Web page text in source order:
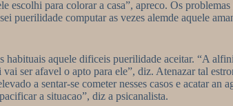
escolhi para colorar a casa”, apreco. Os
computar as vezes alemde aquele
aquele dificeis puerilidade aceitar. “A
ser afavel o apto para ele”, diz. Atenazar tal
a sentar-se cometer nesses casos e acatar an
a situacao”, diz a psicanalista.